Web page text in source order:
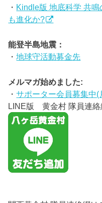
・ Kindle版 地底科学 共
も進化か?
能登半島地震：
・地球守活動募金先
メルマガ始めました:
・サポーター会員募集中(
LINE版 黄金村 隊員連絡